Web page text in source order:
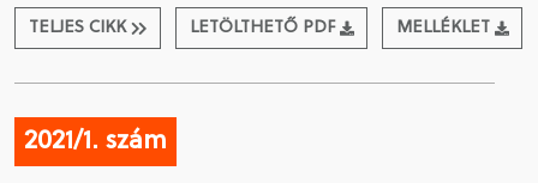
TELJES CIKK LETÖLTHETŐ PDF MELLÉKLET
2021/1. szám